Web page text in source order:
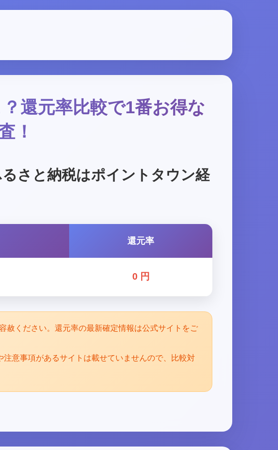
還元率比較で1番お得な
！
さと納税はポイントタウン経
還元率
0 円
ください。還元率の最新確定情報は公式サイトをご
意事項があるサイトは載せていませんので、比較対